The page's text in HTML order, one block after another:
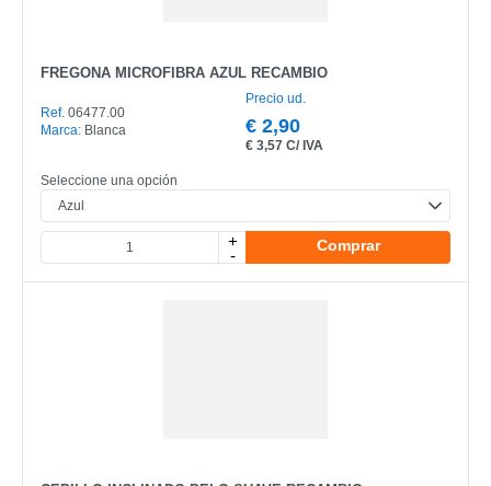
FREGONA MICROFIBRA AZUL RECAMBIO
Ref. 06477.00
Marca: Blanca
Precio ud.
€ 2,90
€ 3,57 C/ IVA
Seleccione una opción
+
-
Comprar